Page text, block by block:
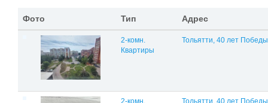
Фото Тип Адрес
2-комн.
Квартиры
Тольятти, 40 лет
2-комн.
Тольятти, 40 лет